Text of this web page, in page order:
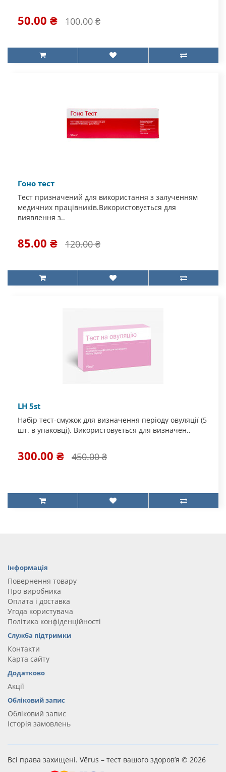
50.00 ₴ 100.00 ₴
Гоно тест
Тест призначений для використання з залученням
медичних працівників.Використовується для
виявлення з..
85.00 ₴ 120.00 ₴
LH 5st
Набір тест-смужок для визначення періоду овуляції (5
шт. в упаковці). Використовується для визначен..
300.00 ₴ 450.00 ₴
Інформація
Повернення товару
Про виробника
Оплата і доставка
Угода користувача
Політика конфіденційності
Служба підтримки
Контакти
Карта сайту
Додатково
Акції
Обліковий запис
Обліковий запис
Історія замовлень
Всі права захищені. Vērus – тест вашого здоров’я © 2026